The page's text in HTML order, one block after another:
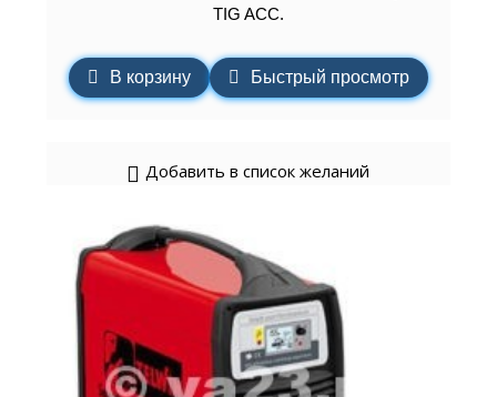
TIG ACC.
В корзину Быстрый просмотр
Добавить в список желаний